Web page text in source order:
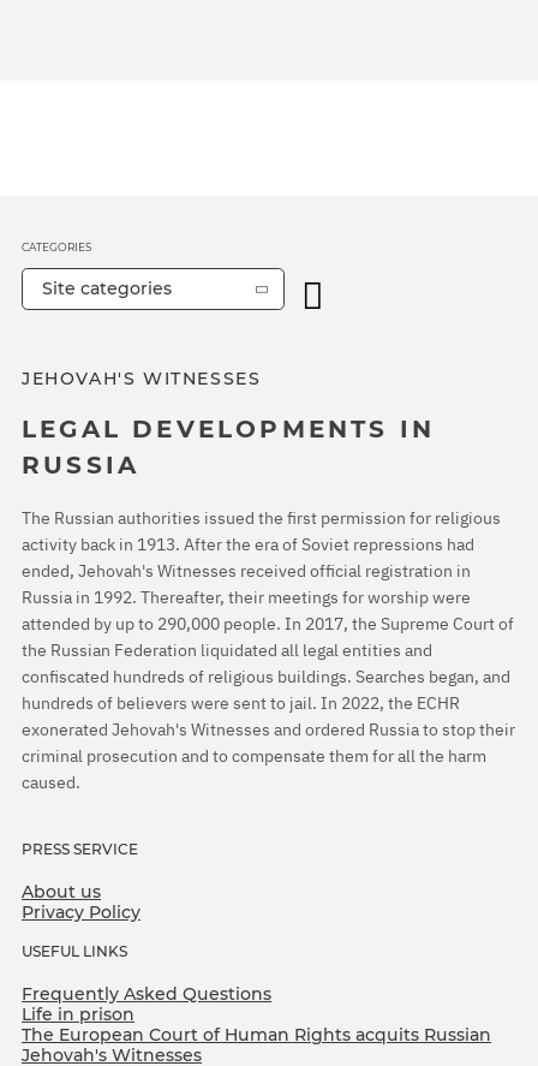
JEHOVAH'S WITNESSES
LEGAL DEVELOPMENTS IN
RUSSIA
The Russian authorities issued the first permission for religious
activity back in 1913. After the era of Soviet repressions had
ended, Jehovah's Witnesses received official registration in
Russia in 1992. Thereafter, their meetings for worship were
attended by up to 290,000 people. In 2017, the Supreme Court of
the Russian Federation liquidated all legal entities and
confiscated hundreds of religious buildings. Searches began, and
hundreds of believers were sent to jail. In 2022, the ECHR
exonerated Jehovah's Witnesses and ordered Russia to stop their
criminal prosecution and to compensate them for all the harm
caused.
PRESS SERVICE
About us
Privacy Policy
USEFUL LINKS
Frequently Asked Questions
Life in prison
The European Court of Human Rights acquits Russian
Jehovah's Witnesses
CATEGORIES
Site categories